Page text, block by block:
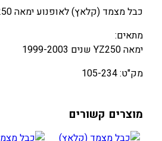
Y
A
M
H
Z
2
כבל מצמד (קלאץ) לאופנוע ימאה YZ250.
מתאים:
ימאה YZ250 שנים 1999-2003
מק"ט: 105-234
מוצרים קשורים